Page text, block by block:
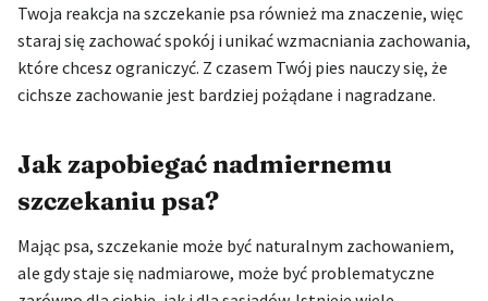
Twoja reakcja na szczekanie psa również ma znaczenie, więc
staraj się zachować spokój i unikać wzmacniania zachowania,
które chcesz ograniczyć. Z czasem Twój pies nauczy się, że
cichsze zachowanie jest bardziej pożądane i nagradzane.
Jak zapobiegać nadmiernemu
szczekaniu psa?
Mając psa, szczekanie może być naturalnym zachowaniem,
ale gdy staje się nadmiarowe, może być problematyczne